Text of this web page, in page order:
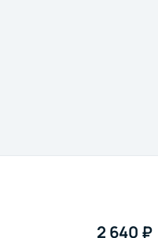
2 640 ₽